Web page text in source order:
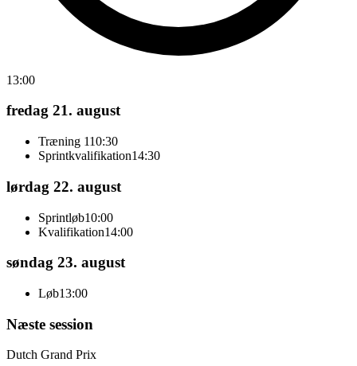
13:00
fredag 21. august
Træning 110:30
Sprintkvalifikation14:30
lørdag 22. august
Sprintløb10:00
Kvalifikation14:00
søndag 23. august
Løb13:00
Næste session
Dutch Grand Prix